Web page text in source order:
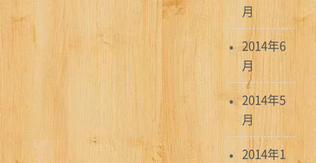
月
2014年6
月
2014年5
月
2014年1